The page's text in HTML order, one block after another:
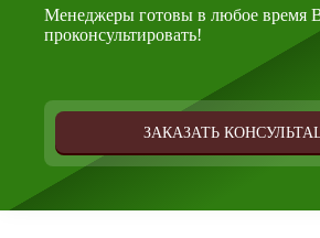
Менеджеры готовы в любое время
проконсультировать!
ЗАКАЗАТЬ